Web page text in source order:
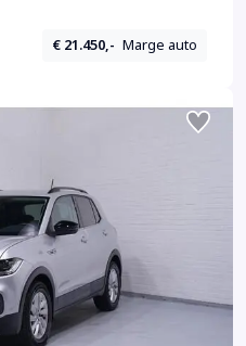
€ 21.450,- Marge auto